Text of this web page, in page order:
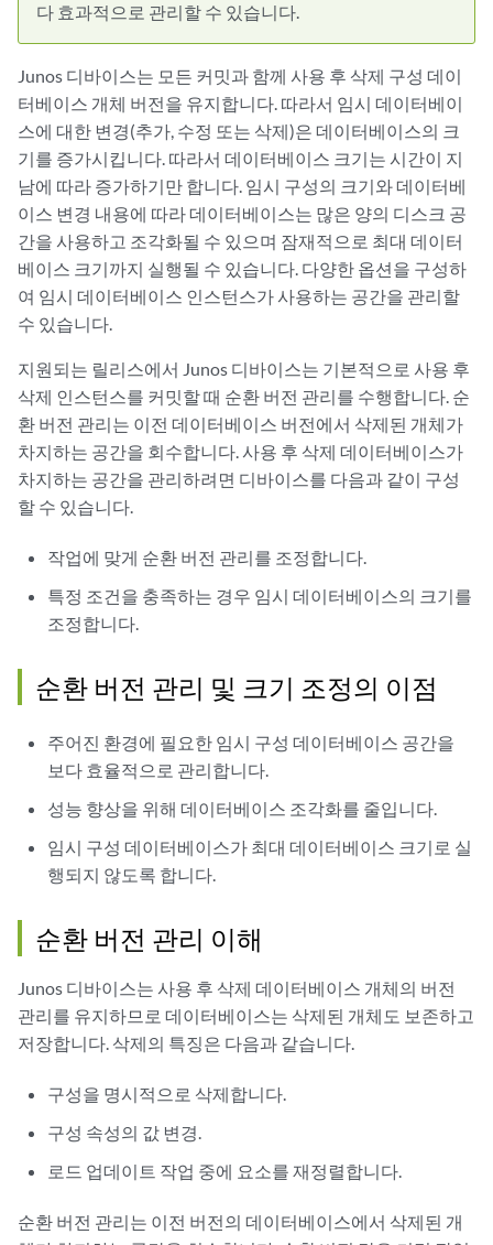
다 효과적으로 관리할 수 있습니다.
Junos 디바이스는 모든 커밋과 함께 사용 후 삭제 구성 데이
터베이스 개체 버전을 유지합니다. 따라서 임시 데이터베이
스에 대한 변경(추가, 수정 또는 삭제)은 데이터베이스의 크
기를 증가시킵니다. 따라서 데이터베이스 크기는 시간이 지
남에 따라 증가하기만 합니다. 임시 구성의 크기와 데이터베
이스 변경 내용에 따라 데이터베이스는 많은 양의 디스크 공
간을 사용하고 조각화될 수 있으며 잠재적으로 최대 데이터
베이스 크기까지 실행될 수 있습니다. 다양한 옵션을 구성하
여 임시 데이터베이스 인스턴스가 사용하는 공간을 관리할
수 있습니다.
지원되는 릴리스에서 Junos 디바이스는 기본적으로 사용 후
삭제 인스턴스를 커밋할 때 순환 버전 관리를 수행합니다. 순
환 버전 관리는 이전 데이터베이스 버전에서 삭제된 개체가
차지하는 공간을 회수합니다. 사용 후 삭제 데이터베이스가
차지하는 공간을 관리하려면 디바이스를 다음과 같이 구성
할 수 있습니다.
작업에 맞게 순환 버전 관리를 조정합니다.
특정 조건을 충족하는 경우 임시 데이터베이스의 크기를
조정합니다.
순환 버전 관리 및 크기 조정의 이점
주어진 환경에 필요한 임시 구성 데이터베이스 공간을
보다 효율적으로 관리합니다.
성능 향상을 위해 데이터베이스 조각화를 줄입니다.
임시 구성 데이터베이스가 최대 데이터베이스 크기로 실
행되지 않도록 합니다.
순환 버전 관리 이해
Junos 디바이스는 사용 후 삭제 데이터베이스 개체의 버전
관리를 유지하므로 데이터베이스는 삭제된 개체도 보존하고
저장합니다. 삭제의 특징은 다음과 같습니다.
구성을 명시적으로 삭제합니다.
구성 속성의 값 변경.
로드 업데이트 작업 중에 요소를 재정렬합니다.
순환 버전 관리는 이전 버전의 데이터베이스에서 삭제된 개